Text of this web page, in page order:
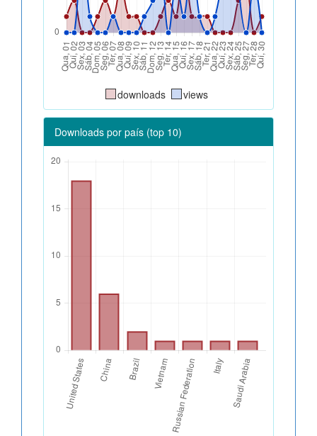
downloads views
Downloads por país (top 10)